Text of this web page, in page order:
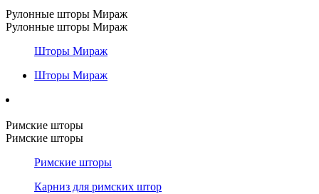
Рулонные шторы Мираж
Рулонные шторы Мираж
Шторы Мираж
Шторы Мираж
Римские шторы
Римские шторы
Римские шторы
Карниз для римских штор